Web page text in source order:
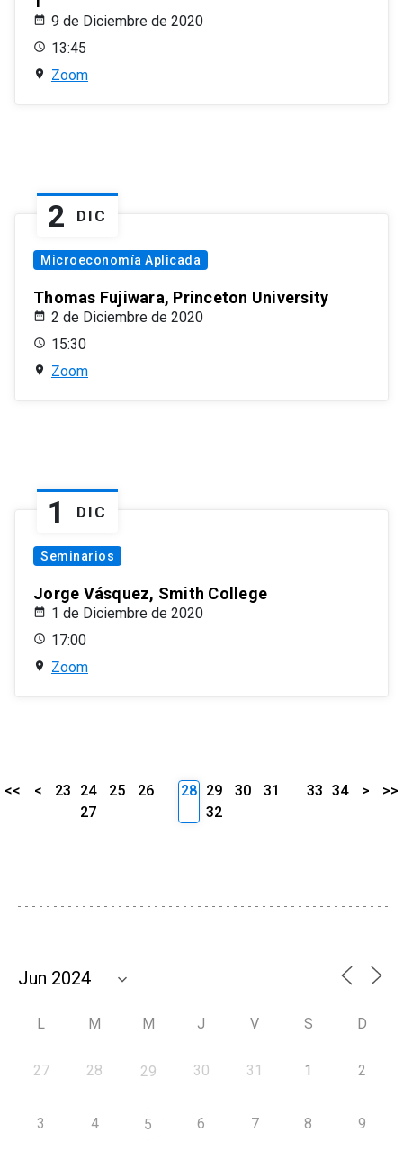
9 de Diciembre de 2020
13:45
Zoom
2 DIC
Microeconomía Aplicada
Thomas Fujiwara, Princeton University
2 de Diciembre de 2020
15:30
Zoom
1 DIC
Seminarios
Jorge Vásquez, Smith College
1 de Diciembre de 2020
17:00
Zoom
<< < 23 24 25
26
27
28 29 30
31
32
33 34 > >>
L M M J V S D
27 28 29 30 31 1 2
3 4 5 6 7 8 9